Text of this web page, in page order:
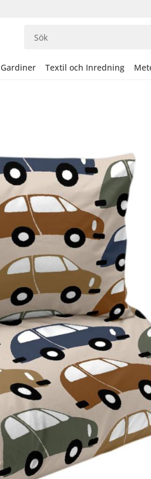
Gardiner Textil och Inredning